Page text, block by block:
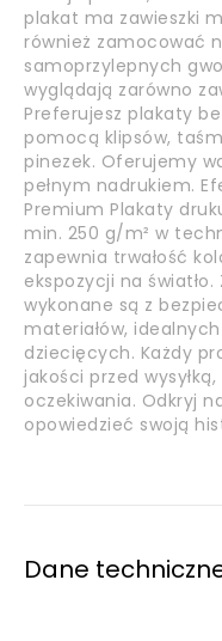
plakat ma zawieszki
również zamocować
samoprzylepnych
wyglądają zarówno
Preferujesz plakaty
pomocą klipsów,
pinezek. Oferujemy
pełnym nadrukiem.
Premium Plakaty
min. 250 g/m² w
zapewnia trwałość
ekspozycji na
wykonane są z
materiałów,
dziecięcych. Każdy
jakości przed
oczekiwania. Odkryj
opowiedzieć swoją
Dane